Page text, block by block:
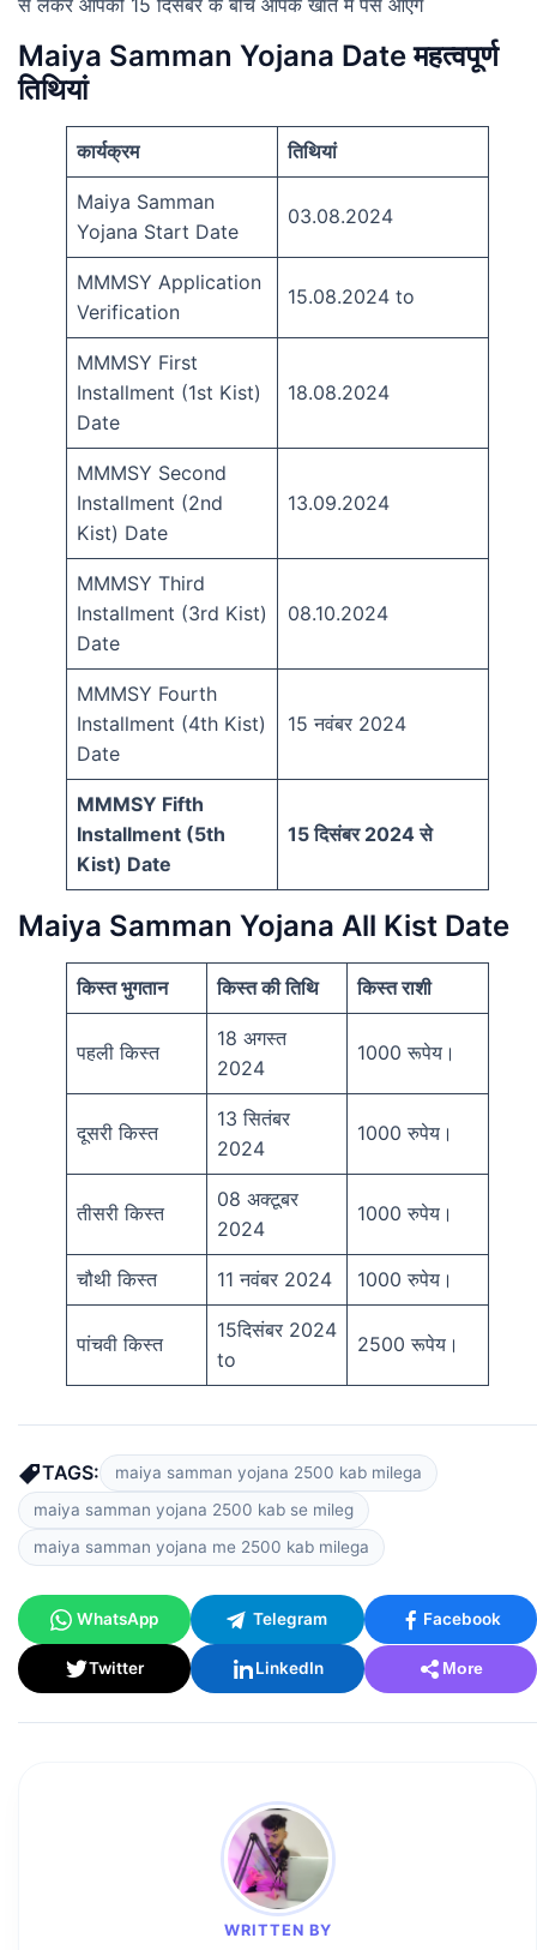
से लेकर आपको 15 दिसंबर के बीच आपके खाते में पैसे आएंगे
Maiya Samman Yojana Date महत्वपूर्ण
तिथियां
कार्यक्रम तिथियां
Maiya Samman
Yojana Start Date
03.08.2024
MMMSY Application
Verification
15.08.2024 to
MMMSY First
Installment (1st Kist)
Date
18.08.2024
MMMSY Second
Installment (2nd
Kist) Date
13.09.2024
MMMSY Third
Installment (3rd Kist)
Date
08.10.2024
MMMSY Fourth
Installment (4th Kist)
Date
15 नवंबर 2024
MMMSY Fifth
Installment (5th
Kist) Date
15 दिसंबर 2024 से
Maiya Samman Yojana All Kist Date
किस्त भुगतान किस्त की तिथि किस्त राशी
पहली किस्त
18 अगस्त
2024
1000 रूपेय।
दूसरी किस्त
13 सितंबर
2024
1000 रुपेय।
तीसरी किस्त
08 अक्टूबर
2024
1000 रुपेय।
चौथी किस्त 11 नवंबर 2024 1000 रुपेय।
पांचवी किस्त
15दिसंबर 2024
to
2500 रूपेय।
TAGS:
maiya samman yojana 2500 kab milega
maiya samman yojana 2500 kab se mileg
maiya samman yojana me 2500 kab milega
WhatsApp Telegram Facebook
Twitter LinkedIn More
WRITTEN BY